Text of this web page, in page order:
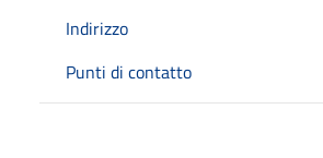
Indirizzo
Punti di contatto